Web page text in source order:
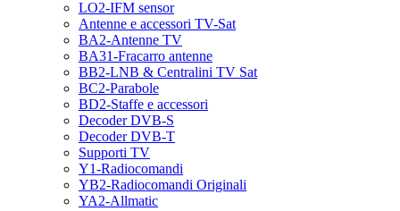
LO2-IFM sensor
Antenne e accessori TV-Sat
BA2-Antenne TV
BA31-Fracarro antenne
BB2-LNB & Centralini TV Sat
BC2-Parabole
BD2-Staffe e accessori
Decoder DVB-S
Decoder DVB-T
Supporti TV
Y1-Radiocomandi
YB2-Radiocomandi Originali
YA2-Allmatic